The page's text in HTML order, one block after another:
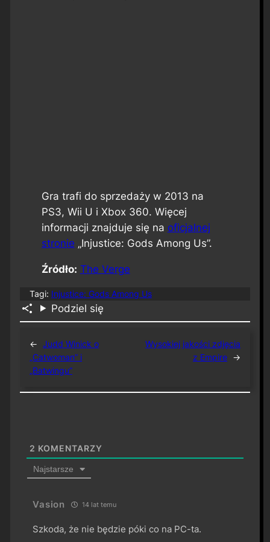
Gra trafi do sprzedaży w 2013 na
PS3, Wii U i Xbox 360. Więcej
informacji znajduje się na oficjalnej
stronie „Injustice: Gods Among Us”.
Źródło: The Verge
Tagi: Injustice: Gods Among Us
Podziel się
← Judd Winick o
„Catwoman” i
„Batwingu”
Wysokiej jakości zdjęcia
z Empire →
2 KOMENTARZY
Najstarsze
Vasion 14 lat temu
Szkoda, że nie będzie póki co na PC-ta.